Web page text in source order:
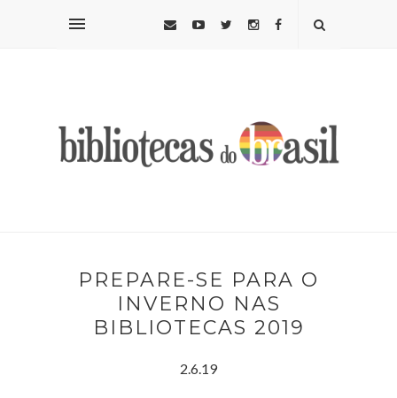
PREPARE-SE PARA O
INVERNO NAS
BIBLIOTECAS 2019
2.6.19